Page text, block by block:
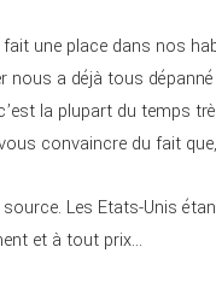
une place dans nos
a déjà tous
la plupart du temps
convaincre du fait
Les Etats-Unis
et à tout prix…